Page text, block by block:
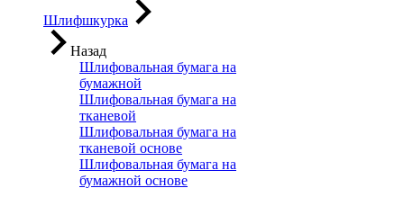
Шлифшкурка
Назад
Шлифовальная бумага на
бумажной
Шлифовальная бумага на
тканевой
Шлифовальная бумага на
тканевой основе
Шлифовальная бумага на
бумажной основе